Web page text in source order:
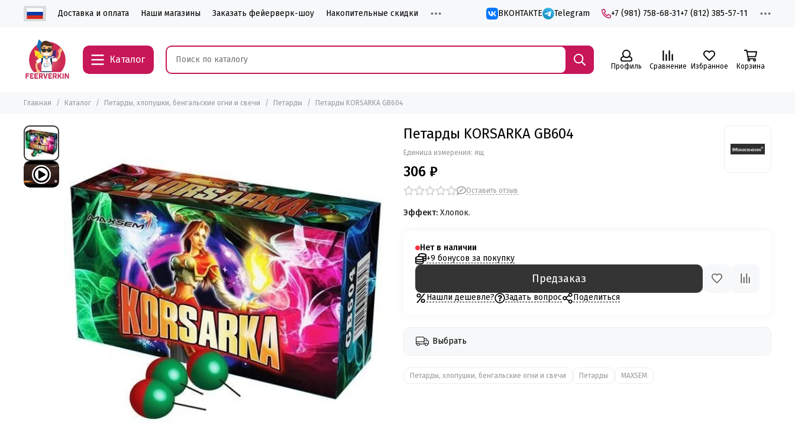
Доставка и оплата Наши магазины Заказать фейерверк-шоу Накопительные скидки ВКОНТАКТЕ Telegram +7 (981) 758-68-31+7 (812) 385-57-11
Каталог
Профиль Сравнение Избранное Корзина
Главная Каталог Петарды, хлопушки, бенгальские огни и свечи Петарды Петарды KORSARKA GB604
Петарды KORSARKA GB604
Единица измерения: ящ
306 ₽
Оставить отзыв
Эффект: Хлопок.
Нет в наличии
+9 бонусов за покупку
Предзаказ
Нашли дешевле? Задать вопрос Поделиться
Выбрать
Петарды, хлопушки, бенгальские огни и свечи Петарды MAXSEM